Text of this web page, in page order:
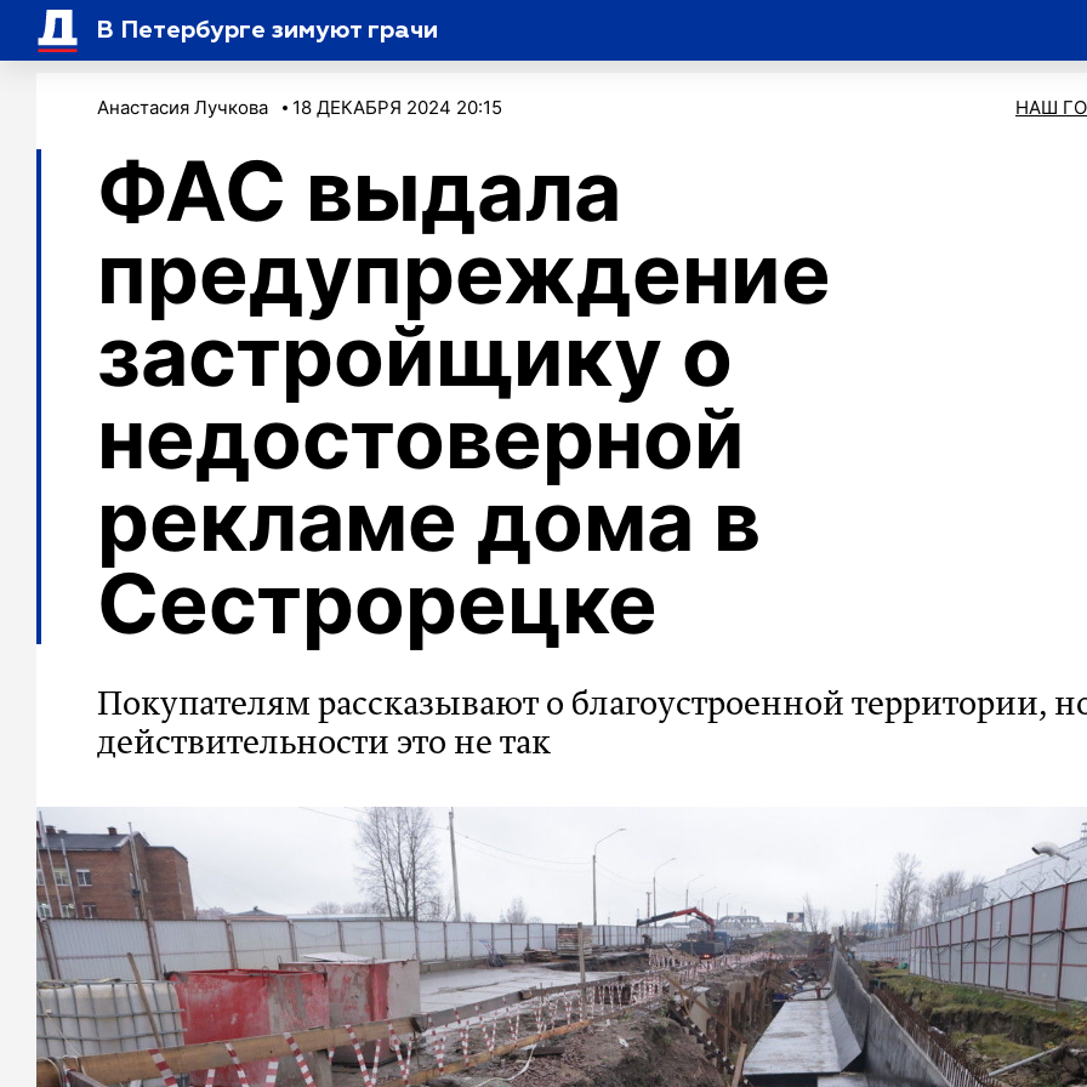
В Петербурге зимуют грачи
Анастасия Лучкова 18 ДЕКАБРЯ 2024 20:15 НАШ
ФАС выдала
предупреждение
застройщику о
недостоверной
рекламе дома в
Сестрорецке
Покупателям рассказывают о благоустроенной территории,
действительности это не так